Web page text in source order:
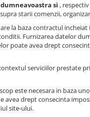
si ,
starii comenzii,
la baza contractul
Furnizarea datelor
poate avea drept
serviciilor prestate
este necesara in baza
avea drept consecinta
site-ului.